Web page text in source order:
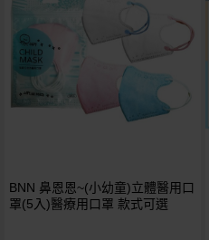
BNN 鼻恩恩~(小幼童)立體醫用口
罩(5入)醫療用口罩 款式可選